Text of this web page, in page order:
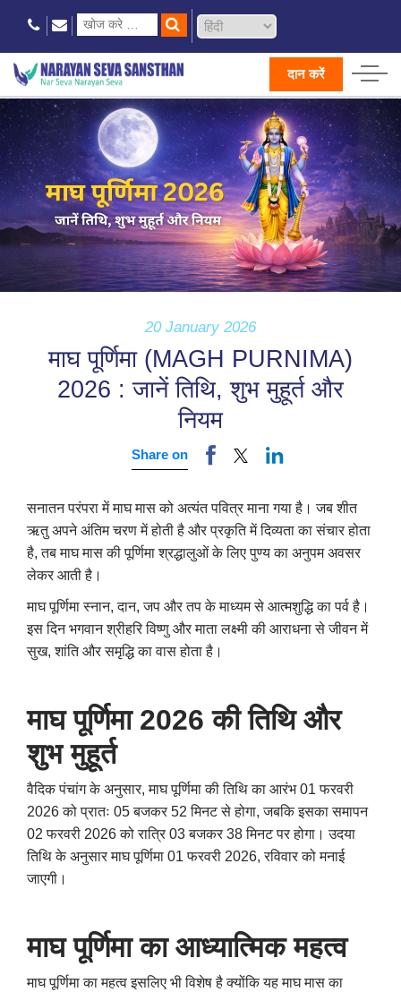
दान करें
20 January 2026
माघ पूर्णिमा (MAGH PURNIMA)
2026 : जानें तिथि, शुभ मुहूर्त और
नियम
Share on
सनातन परंपरा में माघ मास को अत्यंत पवित्र माना गया है। जब शीत
ऋतु अपने अंतिम चरण में होती है और प्रकृति में दिव्यता का संचार होता
है, तब माघ मास की पूर्णिमा श्रद्धालुओं के लिए पुण्य का अनुपम अवसर
लेकर आती है।
माघ पूर्णिमा स्नान, दान, जप और तप के माध्यम से आत्मशुद्धि का पर्व है।
इस दिन भगवान श्रीहरि विष्णु और माता लक्ष्मी की आराधना से जीवन में
सुख, शांति और समृद्धि का वास होता है।
माघ पूर्णिमा 2026 की तिथि और
शुभ मुहूर्त
वैदिक पंचांग के अनुसार, माघ पूर्णिमा की तिथि का आरंभ 01 फरवरी
2026 को प्रातः 05 बजकर 52 मिनट से होगा, जबकि इसका समापन
02 फरवरी 2026 को रात्रि 03 बजकर 38 मिनट पर होगा। उदया
तिथि के अनुसार माघ पूर्णिमा 01 फरवरी 2026, रविवार को मनाई
जाएगी।
माघ पूर्णिमा का आध्यात्मिक महत्व
माघ पूर्णिमा का महत्व इसलिए भी विशेष है क्योंकि यह माघ मास का